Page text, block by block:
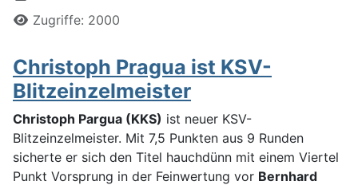
Zugriffe: 2000
Christoph Pragua ist KSV-
Blitzeinzelmeister
Christoph Pargua (KKS) ist neuer KSV-
Blitzeinzelmeister. Mit 7,5 Punkten aus 9 Runden
sicherte er sich den Titel hauchdünn mit einem Viertel
Punkt Vorsprung in der Feinwertung vor Bernhard